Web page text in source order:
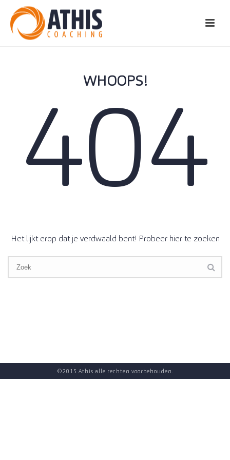
WHOOPS!
404
Het lijkt erop dat je verdwaald bent! Probeer hier te zoeken
©2015 Athis alle rechten voorbehouden.